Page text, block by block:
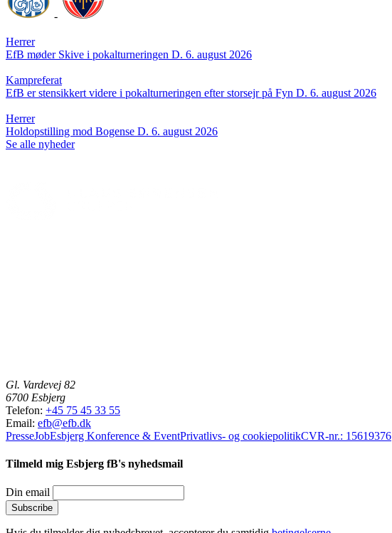
-
Herrer
EfB møder Skive i pokalturneringen D. 6. august 2026
Kampreferat
EfB er stensikkert videre i pokalturneringen efter storsejr på Fyn D. 6. august 2026
Herrer
Holdopstilling mod Bogense D. 6. august 2026
Se alle nyheder
Gl. Vardevej 82
6700 Esbjerg
Telefon: +45 75 45 33 55
Email: efb@efb.dk
PresseJobEsbjerg Konference & EventPrivatlivs- og cookiepolitikCVR-nr.: 15619376
Tilmeld mig Esbjerg fB's nyhedsmail
Din email